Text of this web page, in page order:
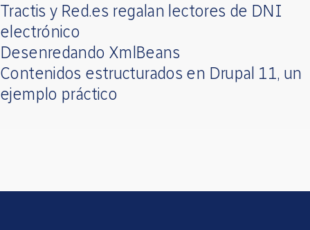
Tractis y Red.es regalan lectores de DNI
electrónico
Desenredando XmlBeans
Contenidos estructurados en Drupal 11, un
ejemplo práctico